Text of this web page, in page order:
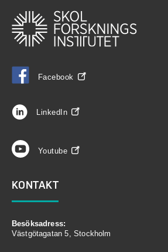
Facebook
LinkedIn
Youtube
KONTAKT
Besöksadress:
Västgötagatan 5, Stockholm